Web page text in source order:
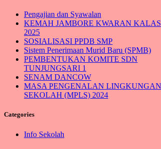
Pengajian dan Syawalan
KEMAH JAMBORE KWARAN
2025
SOSIALISASI PPDB SMP
Sistem Penerimaan Murid Baru (SPMB)
PEMBENTUKAN KOMITE SDN
TUNJUNGSARI 1
SENAM DANCOW
MASA PENGENALAN LINGKUNGAN
SEKOLAH (MPLS) 2024
Categories
Info Sekolah